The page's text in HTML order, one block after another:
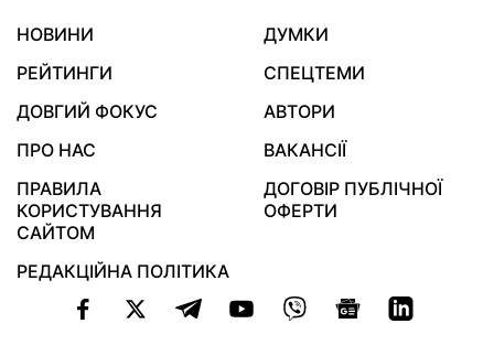
НОВИНИ
ДУМКИ
РЕЙТИНГИ
СПЕЦТЕМИ
ДОВГИЙ ФОКУС
АВТОРИ
ПРО НАС
ВАКАНСІЇ
ПРАВИЛА
КОРИСТУВАННЯ
САЙТОМ
ДОГОВІР ПУБЛІЧНОЇ
ОФЕРТИ
РЕДАКЦІЙНА ПОЛІТИКА